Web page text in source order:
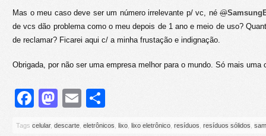
Mas o meu caso deve ser um número irrelevante p/ vc, né @
de vcs dão problema como o meu depois de 1 ano e meio de uso?
de reclamar? Ficarei aqui c/ a minha frustação e indignação.
Obrigada, por não ser uma empresa melhor para o mundo. Só mais uma
Facebook
Mastodon
Email
Tags celular, descarte, eletrônicos, lixo, lixo eletrônico, resíduos, resíduos sólidos,